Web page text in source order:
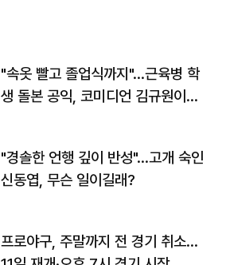
"속옷 빨고 졸업식까지"…근육병 학
생 돌본 공익, 코미디언 김규원이었
"경솔한 언행 깊이 반성"…고개 숙인
신동엽, 무슨 일이길래?
프로야구, 주말까지 전 경기 취소…